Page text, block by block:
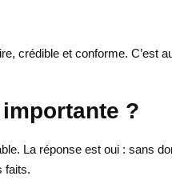
crédible et conforme. C’est
?
La réponse est oui : sans
faits.